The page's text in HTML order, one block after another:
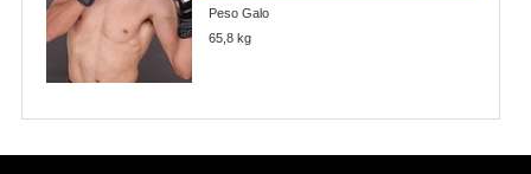
Peso Galo
65,8 kg